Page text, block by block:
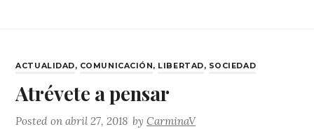
CATEGORIES
ACTUALIDAD, COMUNICACIÓN, LIBERTAD, SOCIEDAD
Atrévete a pensar
Posted onabril 27, 2018 byCarminaV